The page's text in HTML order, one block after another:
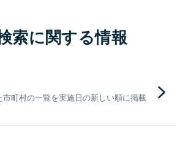
索に関する情報
町村の一覧を実施日の新しい順に掲載